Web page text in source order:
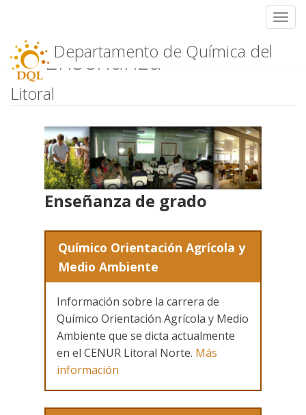
content
Departamento de Química del
Litoral
Enseñanza
Enseñanza de grado
Químico Orientación Agrícola y
Medio Ambiente
Información sobre la carrera de
Químico Orientación Agrícola y Medio
Ambiente que se dicta actualmente
en el CENUR Litoral Norte. Más
información